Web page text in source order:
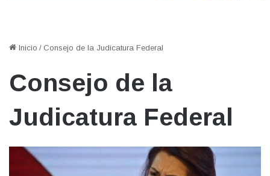
Inicio / Consejo de la Judicatura Federal
Consejo de la
Judicatura Federal